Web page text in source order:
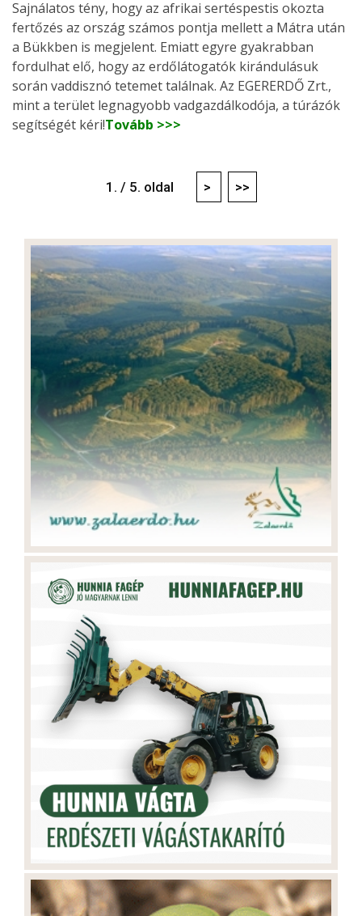
Sajnálatos tény, hogy az afrikai sertéspestis okozta
fertőzés az ország számos pontja mellett a Mátra után
a Bükkben is megjelent. Emiatt egyre gyakrabban
fordulhat elő, hogy az erdőlátogatók kirándulásuk
során vaddisznó tetemet találnak. Az EGERERDŐ Zrt.,
mint a terület legnagyobb vadgazdálkodója, a túrázók
segítségét kéri!Tovább >>>
1. / 5. oldal > >>